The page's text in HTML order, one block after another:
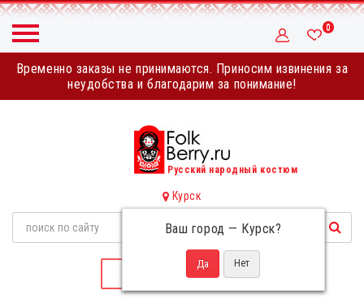
Временно заказы не принимаются. Приносим извинения за
неудобства и благодарим за понимание!
0
Русский народный костюм
Курск
Ваш город — Курск?
НАПИСАТЬ НАМ